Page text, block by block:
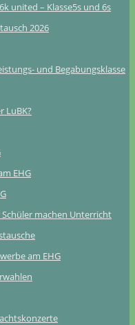
united – Klasse5s und 6s
2026
und Begabungsklasse
LuBK?
EHG
machen Unterricht
am EHG